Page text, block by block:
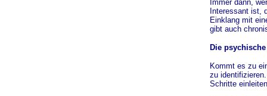
Immer dann,
Interessant ist,
Einklang mit
gibt auch
Die
Kommt es zu
zu
Schritte